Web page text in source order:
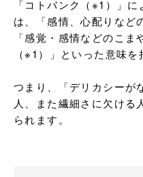
「コトバンク（※1）」
は、「感情、心配りなど
「感覚・感情などのこま
（※1）」といった意味を
つまり、「デリカシーが
人、また繊細さに欠ける
られます。